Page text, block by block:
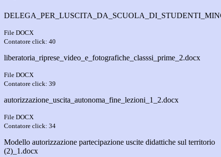
File DOCX
Contatore click: 40
liberatoria_riprese_video_e_fotografiche_classsi_prime_2.docx
File DOCX
Contatore click: 39
autorizzazione_uscita_autonoma_fine_lezioni_1_2.docx
File DOCX
Contatore click: 34
Modello autorizzazione partecipazione uscite didattiche sul territorio
(2)_1.docx